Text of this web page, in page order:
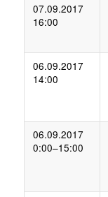
07.09.2017
16:00
06.09.2017
14:00
06.09.2017
0:00–15:00